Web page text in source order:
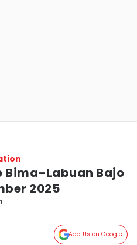
Bajo
2025
Add Us on Google